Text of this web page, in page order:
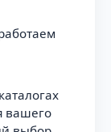
вашего